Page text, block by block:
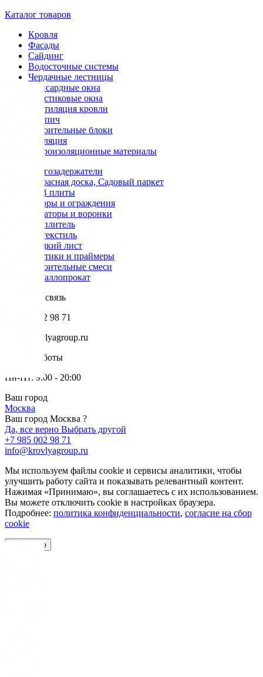
Каталог товаров
Кровля
Фасады
Сайдинг
Водосточные системы
Чердачные лестницы
Мансардные окна
Пластиковые окна
Вентиляция кровли
Кирпич
Строительные блоки
Изоляция
Гидроизоляционные материалы
Снегозадержатели
Террасная доска, Садовый паркет
OSB плиты
Заборы и ограждения
Аэраторы и воронки
Утеплитель
Геотекстиль
Гладкий лист
Мастики и праймеры
Строительные смеси
Металлопрокат
Обратная связь
+7 985 002 98 71
info@krovlyagroup.ru
Режим работы
Пн-Пт: 9:00 - 20:00
Ваш город
Москва
Ваш город Москва ?
Да, все верно Выбрать другой
+7 985 002 98 71
info@krovlyagroup.ru
Мы используем файлы cookie и сервисы аналитики, чтобы
улучшить работу сайта и показывать релевантный контент.
Нажимая «Принимаю», вы соглашаетесь с их использованием.
Вы можете отключить cookie в настройках браузера.
Подробнее: политика конфиденциальности, согласие на сбор
cookie
Принимаю